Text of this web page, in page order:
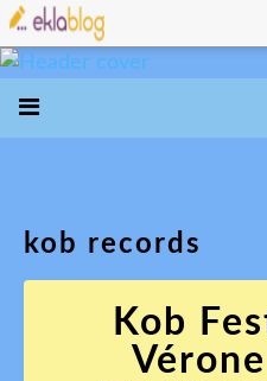
kob records
Kob